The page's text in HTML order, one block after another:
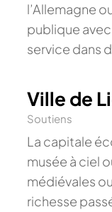
l’Allemagne
publique
service dans
Ville de
Soutiens
La capitale
musée à ciel
médiévales
richesse